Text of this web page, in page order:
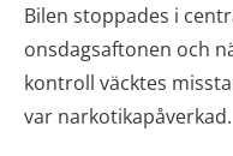
Bilen stoppades i
onsdagsaftonen och
kontroll väcktes
var narkotikapåverkad.